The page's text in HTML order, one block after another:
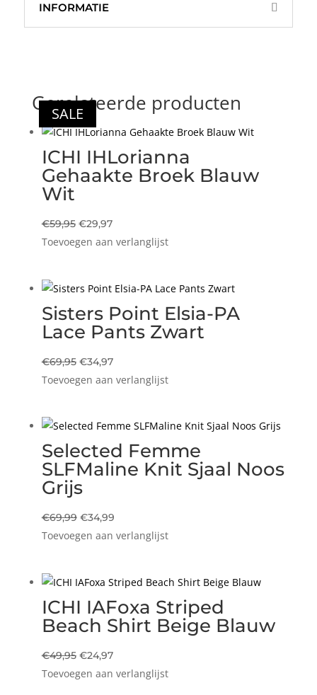
INFORMATIE
Gerelateerde producten
SALE
ICHI IHLorianna
Gehaakte Broek Blauw
Wit
€59,95 Oorspronkelijke
prijs
€29,97Huidige
prijs
Toevoegen aan verlanglijst
SALE
Sisters Point Elsia-PA
Lace Pants Zwart
€69,95 Oorspronkelijke
prijs
€34,97Huidige
prijs
Toevoegen aan verlanglijst
SALE
Selected Femme
SLFMaline Knit Sjaal Noos
Grijs
€69,99 Oorspronkelijke
prijs
€34,99Huidige
prijs
Toevoegen aan verlanglijst
SALE
ICHI IAFoxa Striped
Beach Shirt Beige Blauw
€49,95 Oorspronkelijke
prijs
€24,97Huidige
prijs
Toevoegen aan verlanglijst